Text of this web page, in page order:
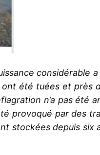
considérable
ont été tuées et près
n’a pas été
provoqué par des
stockées depuis six